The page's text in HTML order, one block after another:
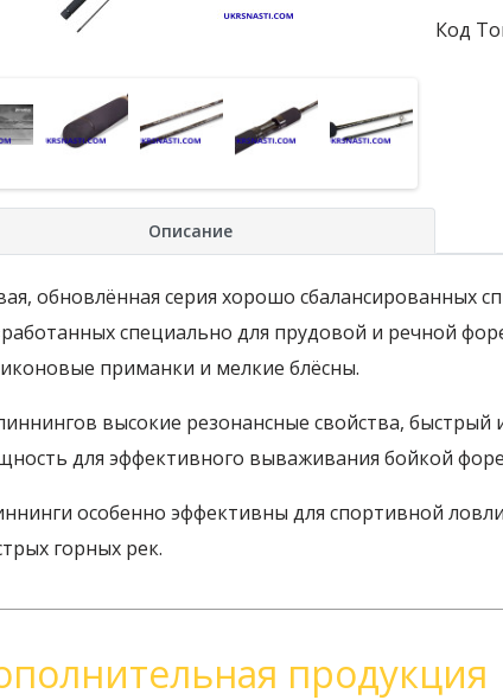
Код
Описание
обновлённая серия хорошо сбалансированных
специально для прудовой и речной
приманки и мелкие блёсны.
высокие резонансные свойства,
для эффективного вываживания бойкой
особенно эффективны для спортивной
горных рек.
продукция